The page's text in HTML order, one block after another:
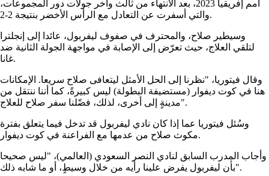
أمم إفريقيا 2023، بعد الانتهاء من ثالث وآخر جولات دور المجموعات،
والتي أسفرت عن التعادل مع الرأس الأخضر بنتيجة 2-2.
وسيطير صلاح، والمحترف في صفوف ليفربول، عائدا إلى إنجلترا
لتلقي العلاج، حيث تعرّض إلى الإصابة في مواجهة الجولة الثانية ضد
غانا.
وقال فيتوريا، "نظرنا إلى الحل الأمثل ليتعافى صلاح سريعا. الإمكانات
هنا في كوت ديفوار (مستضيفة البطولة) ليس كبيرةً، كما أننا ننتقل من
مدينةٍ إلى أخرى، لذلك، فضّلنا سفر صلاح للعلاج".
وسُئل فيتوريا عما إذا كان نادي ليفربول قد تدخل فيما يتعلق بفترة
مكوث صلاح من عدمها مع الفراعنة في كوت ديفوار.
وأجاب المدرب السابق لنادي النصر السعودي (العالمي)، "ليس صحيحا
بأن ليفربول يفرض علينا رأيه من خلال وسيطٍ، أو ما شابه ذلك".